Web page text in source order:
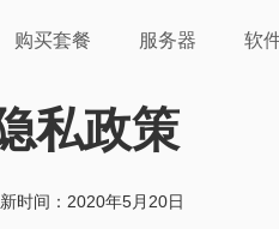
购买套餐 服务器 软
私政策
时间：2020年5月20日